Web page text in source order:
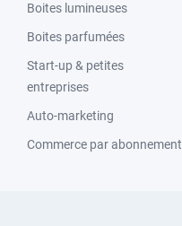
Boites lumineuses
Boites parfumées
Start-up & petites
entreprises
Auto-marketing
Commerce par abonnement